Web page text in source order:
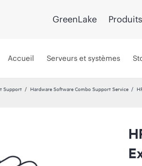
GreenLake
Accueil Serveurs et systèmes
Support Hardware Software Combo Support Service